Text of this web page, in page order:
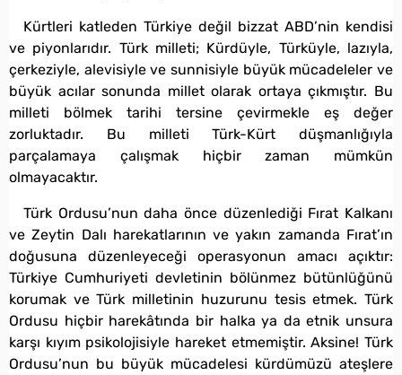
Kürtleri katleden Türkiye değil bizzat ABD’nin kendisi
ve piyonlarıdır. Türk milleti; Kürdüyle, Türküyle, lazıyla,
çerkeziyle, alevisiyle ve sunnisiyle büyük mücadeleler ve
büyük acılar sonunda millet olarak ortaya çıkmıştır. Bu
milleti bölmek tarihi tersine çevirmekle eş değer
zorluktadır. Bu milleti Türk-Kürt düşmanlığıyla
parçalamaya çalışmak hiçbir zaman mümkün
olmayacaktır.
Türk Ordusu’nun daha önce düzenlediği Fırat Kalkanı
ve Zeytin Dalı harekatlarının ve yakın zamanda Fırat’ın
doğusuna düzenleyeceği operasyonun amacı açıktır:
Türkiye Cumhuriyeti devletinin bölünmez bütünlüğünü
korumak ve Türk milletinin huzurunu tesis etmek. Türk
Ordusu hiçbir harekâtında bir halka ya da etnik unsura
karşı kıyım psikolojisiyle hareket etmemiştir. Aksine! Türk
Ordusu’nun bu büyük mücadelesi kürdümüzü ateşlere